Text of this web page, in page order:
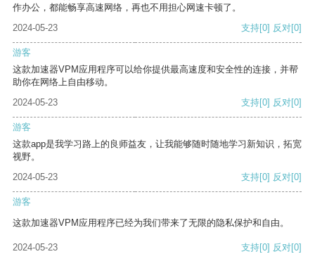
作办公，都能畅享高速网络，再也不用担心网速卡顿了。
2024-05-23
支持[0] 反对[0]
游客
这款加速器VPM应用程序可以给你提供最高速度和安全性的连接，并帮
助你在网络上自由移动。
2024-05-23
支持[0] 反对[0]
游客
这款app是我学习路上的良师益友，让我能够随时随地学习新知识，拓宽
视野。
2024-05-23
支持[0] 反对[0]
游客
这款加速器VPM应用程序已经为我们带来了无限的隐私保护和自由。
2024-05-23 支持[0] 反对[0]